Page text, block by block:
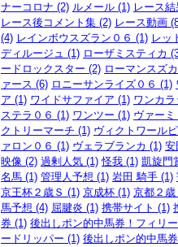
ナーコロナ (2) ルメール (1) レース
レース後コメント集 (2) レース動画
(4) レインボウスズラン０６ (1) レッ
ディルージュ (1) ローザミスティカ
ードロックスター (2) ローマンスズ
ァース (6) ロニーサンライズ０６ (1)
ア (1) ワイドサファイア (1) ワンカ
ステラ０６ (1) ワンツー (1) ヴァー
クトリーマーチ (1) ヴィクトワール
ァロン０６ (1) ヴェラブランカ (1) 安
映像 (2) 過剰人気 (1) 怪我 (1) 凱旋門
名馬 (1) 管理人予想 (1) 岩田 騎手 (1)
京王杯２歳Ｓ (1) 京成杯 (1) 京都２歳
馬予想 (4) 屈腱炎 (1) 携帯サイト (1)
券 (1) 後出しポン的中馬券！フィリ
ードリッパー (1) 後出しポン的中馬